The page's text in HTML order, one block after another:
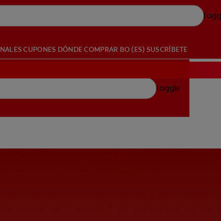
CUPONES DÓNDE COMPRAR BO (ES) SUSCRÍBETE
Toggle